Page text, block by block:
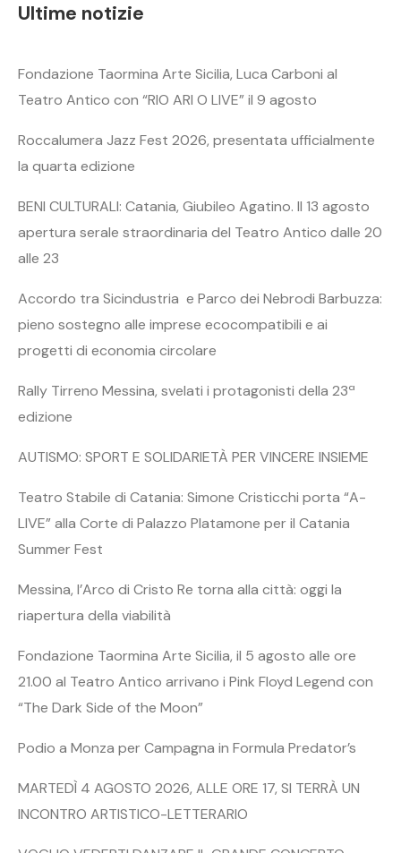
Ultime notizie
Fondazione Taormina Arte Sicilia, Luca Carboni al
Teatro Antico con “RIO ARI O LIVE” il 9 agosto
Roccalumera Jazz Fest 2026, presentata ufficialmente
la quarta edizione
BENI CULTURALI: Catania, Giubileo Agatino. Il 13 agosto
apertura serale straordinaria del Teatro Antico dalle 20
alle 23
Accordo tra Sicindustria e Parco dei Nebrodi Barbuzza:
pieno sostegno alle imprese ecocompatibili e ai
progetti di economia circolare
Rally Tirreno Messina, svelati i protagonisti della 23ª
edizione
AUTISMO: SPORT E SOLIDARIETÀ PER VINCERE INSIEME
Teatro Stabile di Catania: Simone Cristicchi porta “A-
LIVE” alla Corte di Palazzo Platamone per il Catania
Summer Fest
Messina, l’Arco di Cristo Re torna alla città: oggi la
riapertura della viabilità
Fondazione Taormina Arte Sicilia, il 5 agosto alle ore
21.00 al Teatro Antico arrivano i Pink Floyd Legend con
“The Dark Side of the Moon”
Podio a Monza per Campagna in Formula Predator’s
MARTEDÌ 4 AGOSTO 2026, ALLE ORE 17, SI TERRÀ UN
INCONTRO ARTISTICO-LETTERARIO